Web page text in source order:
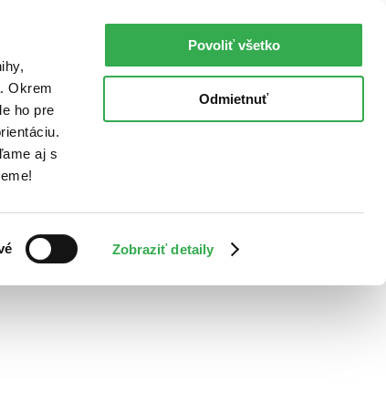
Okrem
ho pre
aj s
Zobraziť detaily
Povoliť všetko
Odmietnuť